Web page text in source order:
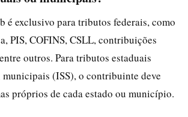
é exclusivo para tributos federais, como
PIS, COFINS, CSLL, contribuições
outros. Para tributos estaduais
(ISS), o contribuinte deve
próprios de cada estado ou município.